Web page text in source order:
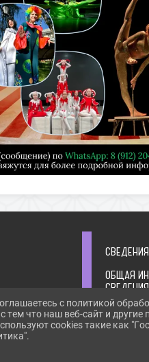
САЙТА
ОБЩАЯ
с политикой
тем что наш веб-сайт и другие
cookies такие как